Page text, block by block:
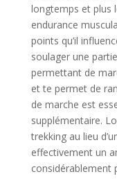
longtemps et plus
endurance
points qu’il
soulager une
permettant de
et te permet de
de marche est
supplémentaire.
trekking au lieu
effectivement un
considérablement